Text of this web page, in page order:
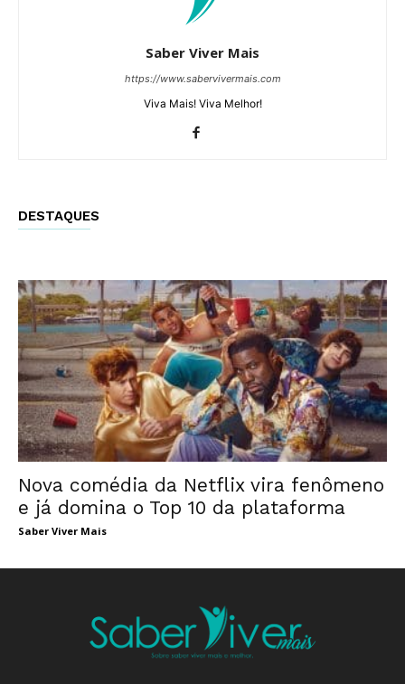
Saber Viver Mais
https://www.sabervivermais.com
Viva Mais! Viva Melhor!
DESTAQUES
Nova comédia da Netflix vira fenômeno
e já domina o Top 10 da plataforma
Saber Viver Mais